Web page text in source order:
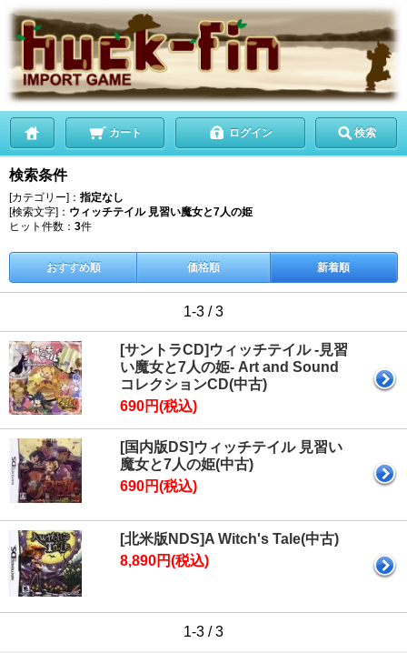
カート ログイン 検索
検索条件
[カテゴリー]： 指定なし
[検索文字]： ウィッチテイル 見習い魔女と7人の姫
ヒット件数： 3件
おすすめ順 価格順 新着順
1-3 / 3
[サントラCD]ウィッチテイル -見習
い魔女と7人の姫- Art and Sound
コレクションCD(中古)
690円(税込)
[国内版DS]ウィッチテイル 見習い
魔女と7人の姫(中古)
690円(税込)
[北米版NDS]A Witch's Tale(中古)
8,890円(税込)
1-3 / 3